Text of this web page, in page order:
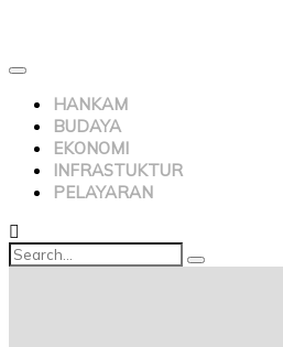
HANKAM
BUDAYA
EKONOMI
INFRASTUKTUR
PELAYARAN